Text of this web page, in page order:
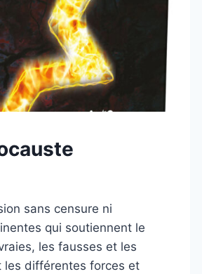
sans censure ni
qui soutiennent le
les fausses et les
les différentes forces et